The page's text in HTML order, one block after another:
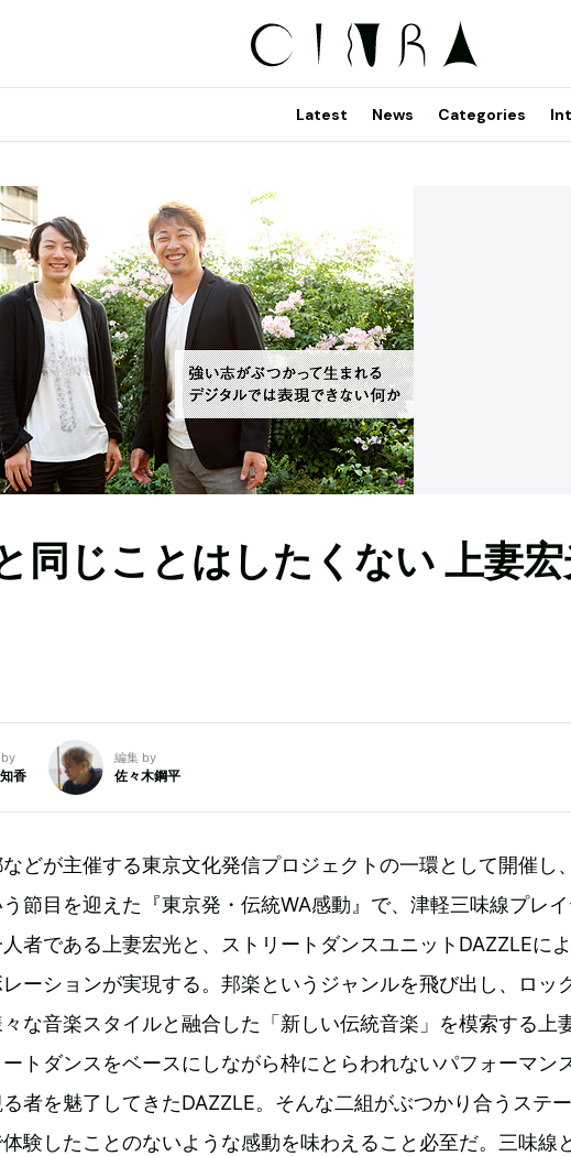
Latest News Categories
同じことはしたくない 上妻
香
編集 by
佐々木鋼平
どが主催する東京文化発信プロジェクトの一環として開催し
節目を迎えた『東京発・伝統WA感動』で、津軽三味線プレ
者である上妻宏光と、ストリートダンスユニットDAZZLEに
レーションが実現する。邦楽というジャンルを飛び出し、ロッ
な音楽スタイルと融合した「新しい伝統音楽」を模索する上
ートダンスをベースにしながら枠にとらわれないパフォーマン
者を魅了してきたDAZZLE。そんな二組がぶつかり合うステ
験したことのないような感動を味わえること必至だ。三味線